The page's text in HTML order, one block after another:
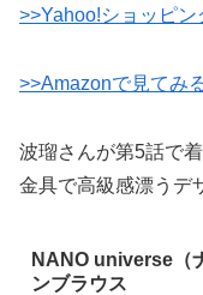
>>Yahoo!ショッピン
>>Amazonで見てみ
波瑠さんが第5話で
金具で高級感漂うデ
NANO universe（
ンブラウス